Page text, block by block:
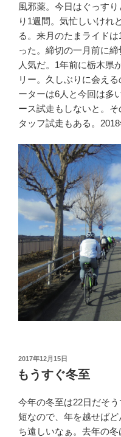
風邪薬。今日はぐっす
り1週間。気忙しいけれ
る。来月のたまライド
った。締切の一月前に
人気だ。1年前に栃木県
リー。久しぶりに会え
ーターは6人と今回は多
ース試走もしないと。
タッフ試走もある。2018
投
稿
日:
2017年12月15日
もうすぐ冬至
今年の冬至は22日だそ
短なので、年を越せば
ち遠しいなぁ。去年の冬